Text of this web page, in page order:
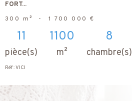
FORT...
300 m² - 1 700 000 €
11
pièce(s)
1100
m²
8
chambre(s)
Réf : VICI